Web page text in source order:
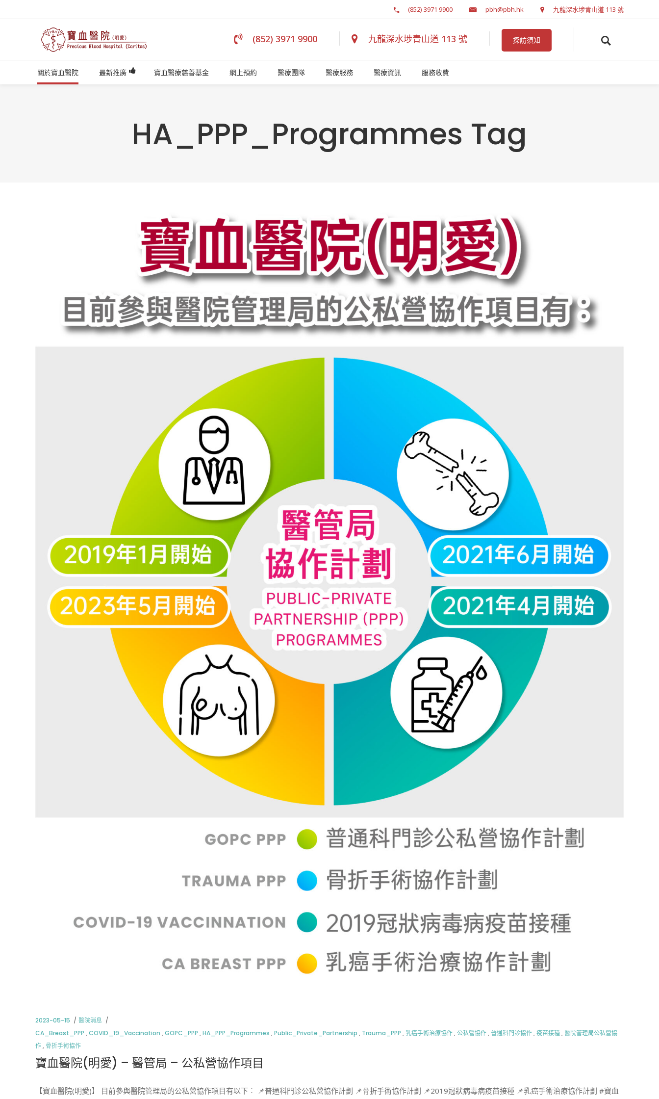
(852) 3971 9900 pbh@pbh.hk 九龍深水埗青山道 113 號
(852) 3971 9900 九龍深水埗青山道 113 號 探訪須知
關於寶血醫院 最新推廣 寶血醫療慈善基金 網上預約 醫療團隊 醫療服務 醫療資訊 服務收費
HA_PPP_Programmes Tag
2023-05-15
醫院消息
CA_Breast_PPP ,COVID_19_Vaccination ,GOPC_PPP ,HA_PPP_Programmes ,Public_Private_Partnership , Trauma_PPP ,乳癌手術治療協作,公私營協作,普通科門診協作,疫苗接種,醫院管理局公私營協
作, 骨折手術協作
寶血醫院(明愛) – 醫管局 – 公私營協作項目
【寶血醫院(明愛)】 目前參與醫院管理局的公私營協作項目有以下︰ 📌普通科門診公私營協作計劃 📌骨折手術協作計劃 📌2019冠狀病毒病疫苗接種 📌乳癌手術治療協作計劃 #寶血